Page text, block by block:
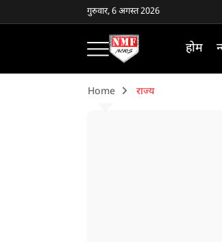
गुरुवार, 6 अगस्त 2026
होम
Home राज्य